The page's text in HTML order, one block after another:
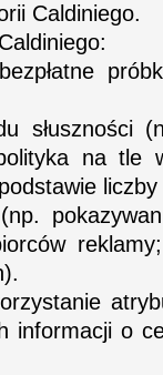
Caldiniego.
słuszności
na tle
informacji o